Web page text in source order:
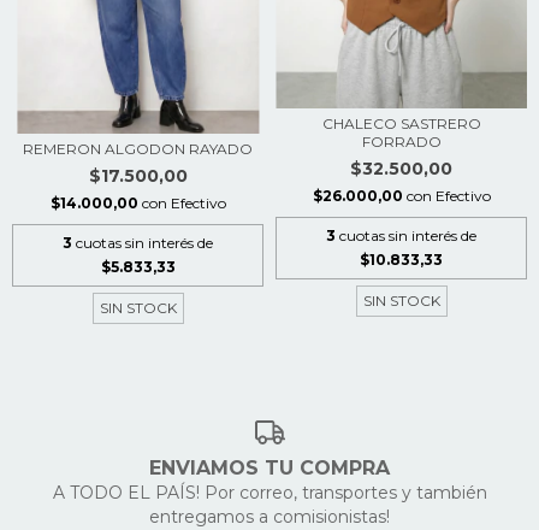
REMERON ALGODON RAYADO
$17.500,00
$14.000,00 con Efectivo
3 cuotas sin interés de
$5.833,33
SIN STOCK
CHALECO SASTRERO
FORRADO
$32.500,00
$26.000,00 con Efectivo
3 cuotas sin interés de
$10.833,33
SIN STOCK
ENVIAMOS TU COMPRA
A TODO EL PAÍS! Por correo, transportes y también
entregamos a comisionistas!